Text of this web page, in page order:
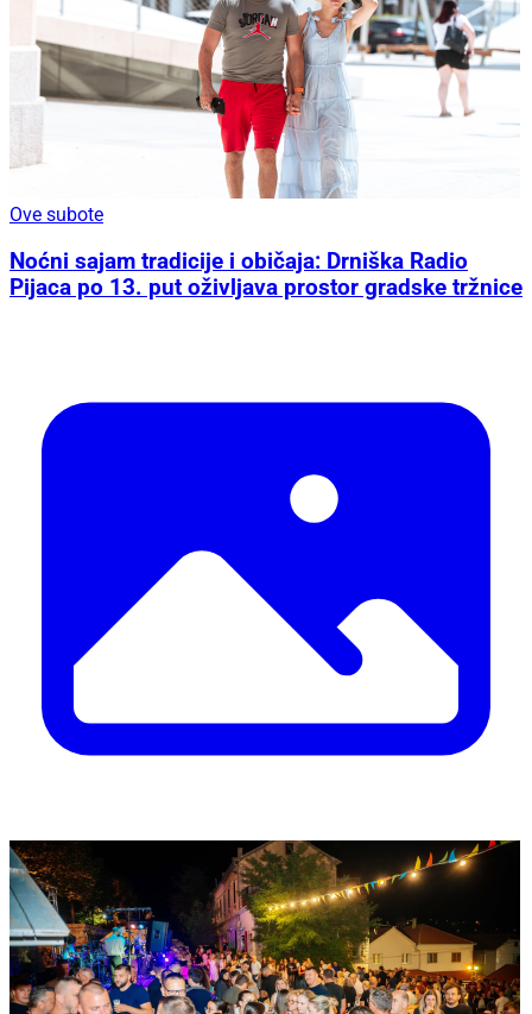
Ove subote
Noćni sajam tradicije i običaja: Drniška Radio
Pijaca po 13. put oživljava prostor gradske tržnice